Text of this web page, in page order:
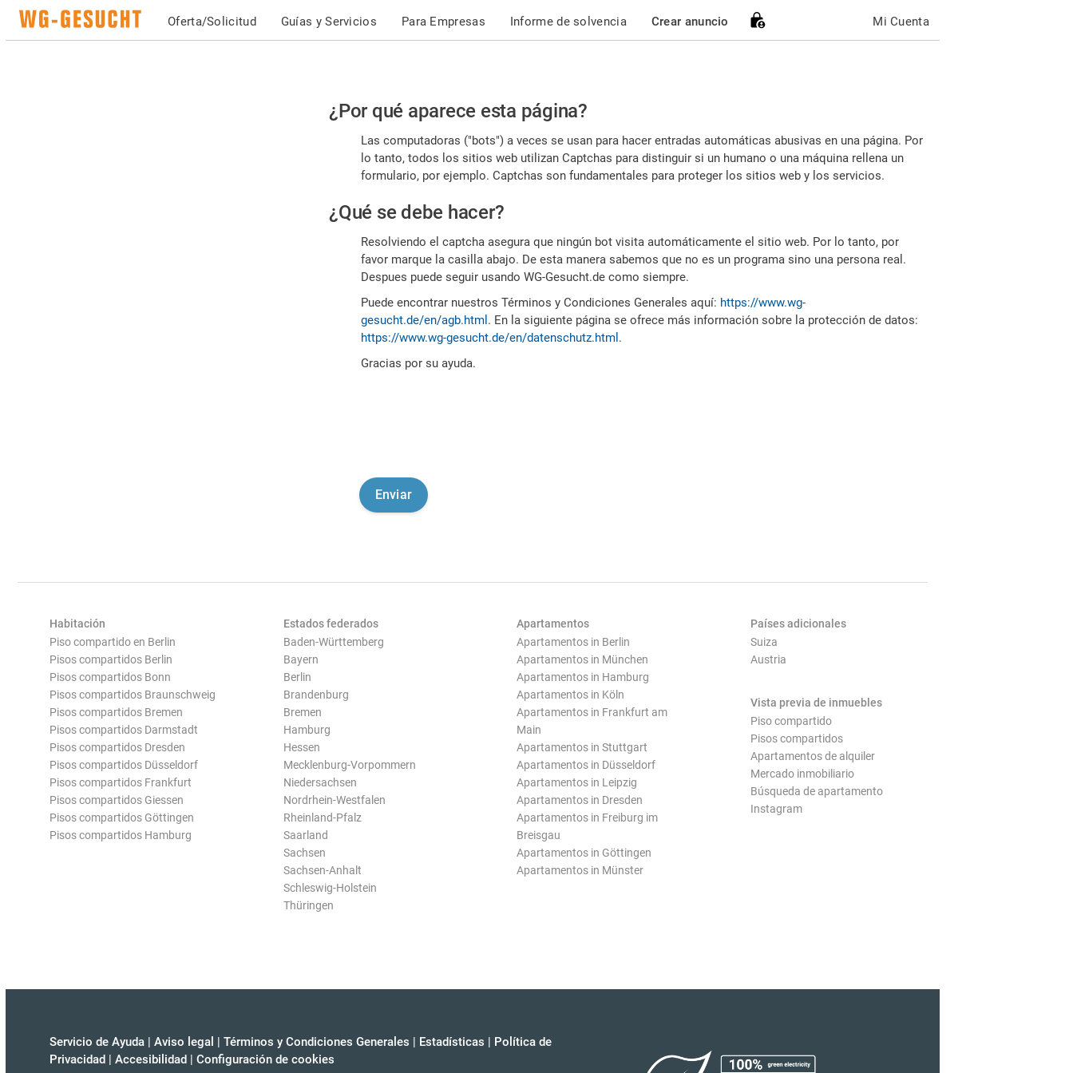
Oferta/Solicitud Guías y Servicios Para Empresas Informe de solvencia Crear anuncio Mi Cuenta
Por
favor,
confirme
es
humano
¿Por qué aparece esta página?
Las computadoras ("bots") a veces se usan para hacer entradas automáticas abusivas en una página. Por
lo tanto, todos los sitios web utilizan Captchas para distinguir si un humano o una máquina rellena un
formulario, por ejemplo. Captchas son fundamentales para proteger los sitios web y los servicios.
¿Qué se debe hacer?
Resolviendo el captcha asegura que ningún bot visita automáticamente el sitio web. Por lo tanto, por
favor marque la casilla abajo. De esta manera sabemos que no es un programa sino una persona real.
Despues puede seguir usando WG-Gesucht.de como siempre.
Puede encontrar nuestros Términos y Condiciones Generales aquí: https://www.wg-
gesucht.de/en/agb.html . En la siguiente página se ofrece más información sobre la protección de datos:
https://www.wg-gesucht.de/en/datenschutz.html .
Gracias por su ayuda.
Habitación
Piso compartido en Berlin
Pisos compartidos Berlin
Pisos compartidos Bonn
Pisos compartidos Braunschweig
Pisos compartidos Bremen
Pisos compartidos Darmstadt
Pisos compartidos Dresden
Pisos compartidos Düsseldorf
Pisos compartidos Frankfurt
Pisos compartidos Giessen
Pisos compartidos Göttingen
Pisos compartidos Hamburg
Estados federados
Baden-Württemberg
Bayern
Berlin
Brandenburg
Bremen
Hamburg
Hessen
Mecklenburg-Vorpommern
Niedersachsen
Nordrhein-Westfalen
Rheinland-Pfalz
Saarland
Sachsen
Sachsen-Anhalt
Schleswig-Holstein
Thüringen
Apartamentos
Apartamentos in Berlin
Apartamentos in München
Apartamentos in Hamburg
Apartamentos in Köln
Apartamentos in Frankfurt am
Main
Apartamentos in Stuttgart
Apartamentos in Düsseldorf
Apartamentos in Leipzig
Apartamentos in Dresden
Apartamentos in Freiburg im
Breisgau
Apartamentos in Göttingen
Apartamentos in Münster
Países adicionales
Suiza
Austria
Vista previa de inmuebles
Piso compartido
Pisos compartidos
Apartamentos de alquiler
Mercado inmobiliario
Búsqueda de apartamento
Instagram
Servicio de Ayuda | Aviso legal | Términos y Condiciones Generales | Estadísticas | Política de
Privacidad | Accesibilidad | Configuración de cookies